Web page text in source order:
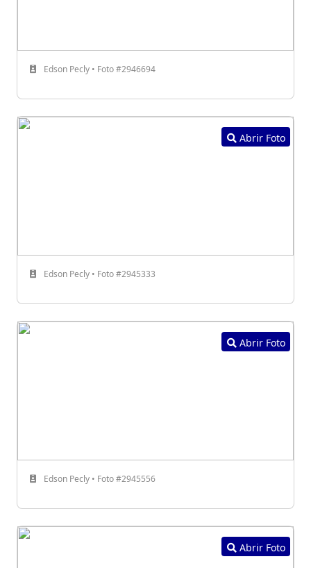
Edson Pecly • Foto #2946694
Abrir Foto
Edson Pecly • Foto #2945333
Abrir Foto
Edson Pecly • Foto #2945556
Abrir Foto